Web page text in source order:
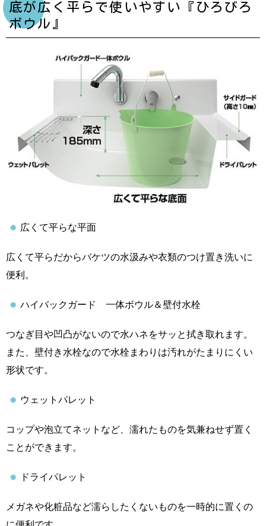
底が広く平らで使いやすい『ひろびろ
ボウル』
広くて平らな平面
広くて平らだからバケツの水汲みや衣類のつけ置き洗いに
便利。
ハイバックガード 一体ボウル＆壁付水栓
つなぎ目や凹凸がないので水ハネをサッと拭き取れます。
また、壁付き水栓なので水栓まわりは汚れがたまりにくい
形状です。
ウェットパレット
コップや泡立てネットなど、濡れたものを気兼ねせず置く
ことができます。
ドライパレット
メガネや化粧品など濡らしたくないものを一時的に置くの